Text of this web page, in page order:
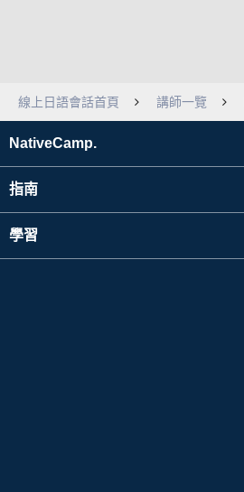
線上日語會話首頁 講師一覽
NativeCamp.
指南
學習